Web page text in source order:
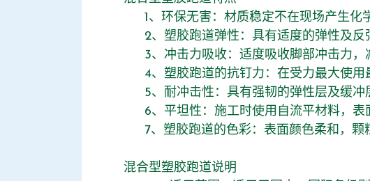
1、环保无害：材质稳定不在现场产生化
2、塑胶跑道弹性：具有适度的弹性及反
3、冲击力吸收：适度吸收脚部冲击力，
4、塑胶跑道的抗钉力：在受力最大使用
5、耐冲击性：具有强韧的弹性层及缓冲
6、平坦性：施工时使用自流平材料，表
7、塑胶跑道的色彩：表面颜色柔和，颗
混合型塑胶跑道说明